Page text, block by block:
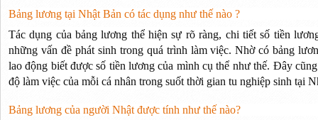
Bảng lương tại Nhật Bản có tác dụng như thế nào ?
Tác dụng của bảng lương thể hiện sự rõ ràng, chi tiết số tiền
những vấn đề phát sinh trong quá trình làm việc. Nhờ có bảng
lao động biết được số tiền lương của mình cụ thể như thế. Đây
độ làm việc của mỗi cá nhân trong suốt thời gian tu nghiệp sinh tại
Bảng lương của người Nhật được tính như thế nào?